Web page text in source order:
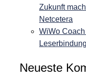
Zukunft
Netcetera
WiWo
Leserbindung
Neueste